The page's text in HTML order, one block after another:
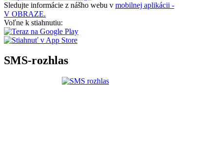
Sledujte informácie z nášho webu v mobilnej aplikácii -
V OBRAZE.
Voľne k stiahnutiu:
SMS-rozhlas